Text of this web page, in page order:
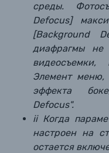
среды.
Defocus]
[Background
диафрагмы
Элемент меню,
эффекта
Defocus".
ii Когда
настроен на
остается